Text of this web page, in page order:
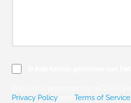
Privacy Policy
Terms of Service